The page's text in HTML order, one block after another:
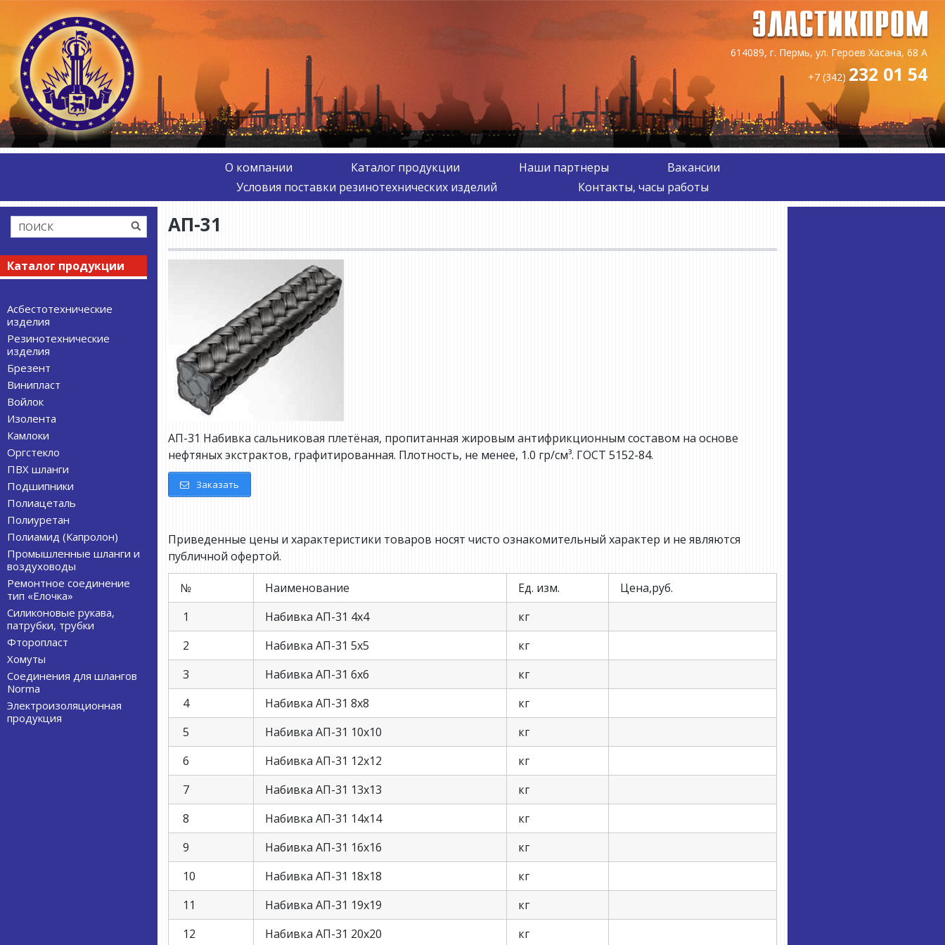
614089, г. Пермь, ул. Героев Хасана, 68 А
+7 (342) 232 01 54
О компании Каталог продукции Наши партнеры
Вакансии
Условия поставки резинотехнических изделий
Контакты, часы работы
Каталог продукции
Асбестотехнические
изделия
Резинотехнические
изделия
Брезент
Винипласт
Войлок
Изолента
Камлоки
Оргстекло
ПВХ шланги
Подшипники
Полиацеталь
Полиуретан
Полиамид (Капролон)
Промышленные шланги и
воздуховоды
Ремонтное соединение
тип «Елочка»
Силиконовые рукава,
патрубки, трубки
Фторопласт
Хомуты
Соединения для шлангов
Norma
Электроизоляционная
продукция
АП-31
АП-31 Набивка сальниковая плетёная, пропитанная жировым антифрикционным составом на основе
нефтяных экстрактов, графитированная. Плотность, не менее, 1.0 гр/см³. ГОСТ 5152-84.
Заказать
Приведенные цены и характеристики товаров носят чисто ознакомительный характер и не являются
публичной офертой.
№ Наименование Ед. изм.
Цена,руб.
1
Набивка АП-31 4х4
кг
2
Набивка АП-31 5х5
кг
3
Набивка АП-31 6х6
кг
4
Набивка АП-31 8х8
кг
5
Набивка АП-31 10х10
кг
6
Набивка АП-31 12х12
кг
7
Набивка АП-31 13х13
кг
8
Набивка АП-31 14х14
кг
9
Набивка АП-31 16х16
кг
10
Набивка АП-31 18х18
кг
11
Набивка АП-31 19х19
кг
12
Набивка АП-31 20х20 кг